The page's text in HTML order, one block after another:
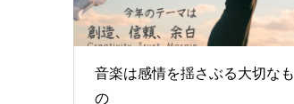
音楽は感情を揺さぶる大切なも
の